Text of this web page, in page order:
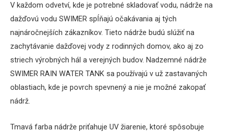
V každom odvetví, kde je potrebné skladovať vodu, nádrže na
dažďovú vodu SWIMER spĺňajú očakávania aj tých
najnáročnejších zákazníkov. Tieto nádrže budú slúžiť na
zachytávanie dažďovej vody z rodinných domov, ako aj zo
striech výrobných hál a verejných budov. Nadzemné nádrže
SWIMER RAIN WATER TANK sa používajú v už zastavaných
oblastiach, kde je povrch spevnený a nie je možné zakopať
nádrž.
Tmavá farba nádrže priťahuje UV žiarenie, ktoré spôsobuje